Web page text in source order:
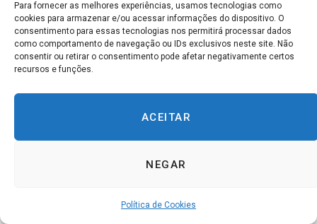
Para fornecer as melhores experiências, usamos tecnologias como
cookies para armazenar e/ou acessar informações do dispositivo. O
consentimento para essas tecnologias nos permitirá processar dados
como comportamento de navegação ou IDs exclusivos neste site. Não
consentir ou retirar o consentimento pode afetar negativamente certos
recursos e funções.
ACEITAR
NEGAR
Política de Cookies
fiel ao seu propósito, do qual nunca se separa, nem
dá o menor testemunho de qualquer coisa que o
propósito EM SUA MENTE não sustente. A
percepção é uma PARTE daquilo que é o seu
propósito contemplar, pois os meios e o fim NUNCA
são separados. E assim você aprende que aquilo que
PARECE ter uma vida À PARTE não tem nenhuma.
uma vida à parte da Dele. A vida DELE se manifesta